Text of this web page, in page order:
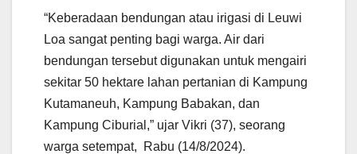
“Keberadaan bendungan atau irigasi di Leuwi
Loa sangat penting bagi warga. Air dari
bendungan tersebut digunakan untuk mengairi
sekitar 50 hektare lahan pertanian di Kampung
Kutamaneuh, Kampung Babakan, dan
Kampung Ciburial,” ujar Vikri (37), seorang
warga setempat, Rabu (14/8/2024).